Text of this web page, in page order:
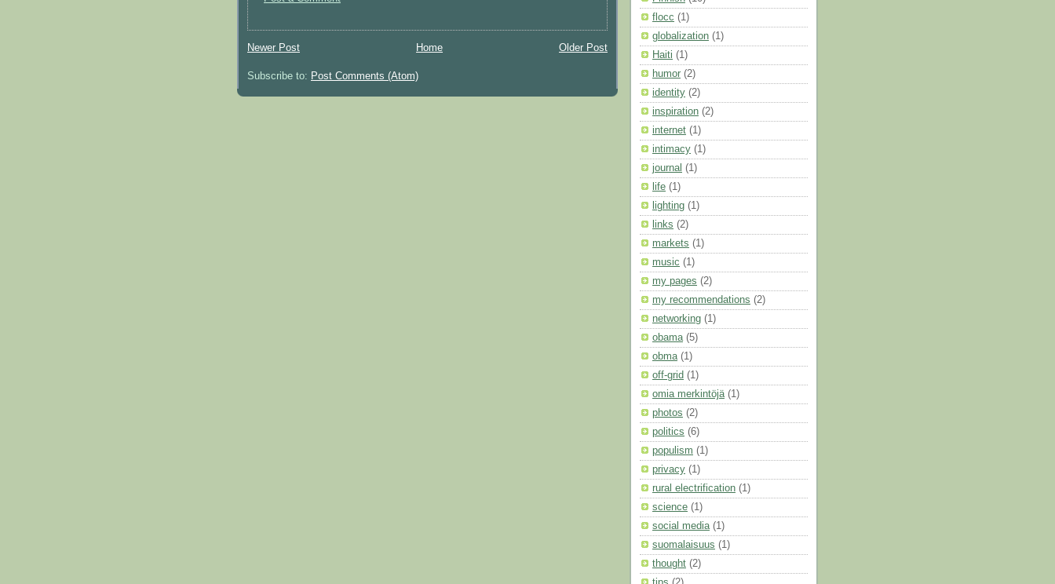
Newer Post Older Post
Home
Subscribe to: Post Comments (Atom)
flocc (1)
globalization (1)
Haiti (1)
humor (2)
identity (2)
inspiration (2)
internet (1)
intimacy (1)
journal (1)
life (1)
lighting (1)
links (2)
markets (1)
music (1)
my pages (2)
my recommendations (2)
networking (1)
obama (5)
obma (1)
off-grid (1)
omia merkintöjä (1)
photos (2)
politics (6)
populism (1)
privacy (1)
rural electrification (1)
science (1)
social media (1)
suomalaisuus (1)
thought (2)